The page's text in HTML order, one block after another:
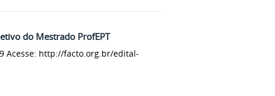
do Mestrado ProfEPT
Acesse: http://facto.org.br/edital-